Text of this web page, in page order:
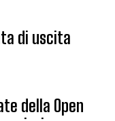
di uscita
della Open